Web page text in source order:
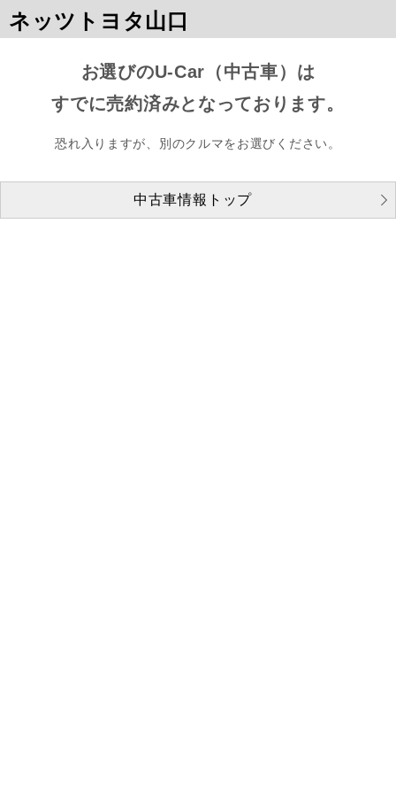
ネッツトヨタ山口
お選びのU-Car（中古車）は
すでに売約済みとなっております。
恐れ入りますが、別のクルマをお選びください。
中古車情報トップ